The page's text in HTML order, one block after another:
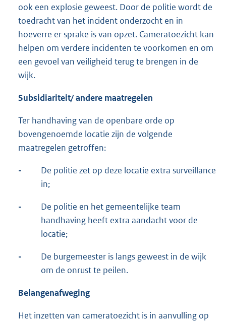
ook een explosie geweest. Door de politie wordt de
toedracht van het incident onderzocht en in
hoeverre er sprake is van opzet. Cameratoezicht kan
helpen om verdere incidenten te voorkomen en om
een gevoel van veiligheid terug te brengen in de
wijk.
Subsidiariteit/ andere maatregelen
Ter handhaving van de openbare orde op
bovengenoemde locatie zijn de volgende
maatregelen getroffen:
-
De politie zet op deze locatie extra surveillance
in;
-
De politie en het gemeentelijke team
handhaving heeft extra aandacht voor de
locatie;
-
De burgemeester is langs geweest in de wijk
om de onrust te peilen.
Belangenafweging
Het inzetten van cameratoezicht is in aanvulling op